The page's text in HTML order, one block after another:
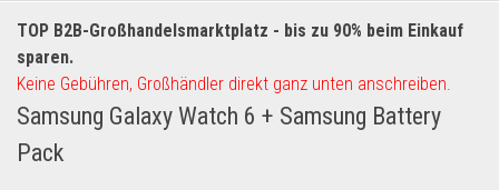
Handy und Smartphone
Kosmetik & Pflege
Lebensmittel & Getränke
Multimedia & Elektro
TOP B2B-Großhandelsmarktplatz - bis zu 90% beim Einkauf
sparen.
Keine Gebühren, Großhändler direkt ganz unten anschreiben.
Samsung Galaxy Watch 6 + Samsung Battery
Pack